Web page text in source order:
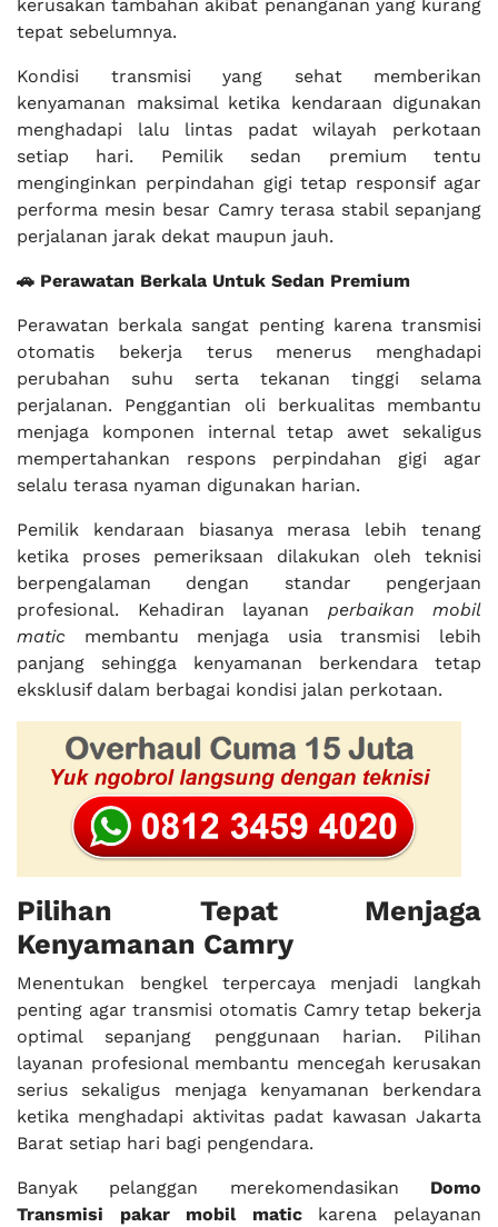
kerusakan tambahan akibat penanganan yang kurang
tepat sebelumnya.
Kondisi transmisi yang sehat memberikan
kenyamanan maksimal ketika kendaraan digunakan
menghadapi lalu lintas padat wilayah perkotaan
setiap hari. Pemilik sedan premium tentu
menginginkan perpindahan gigi tetap responsif agar
performa mesin besar Camry terasa stabil sepanjang
perjalanan jarak dekat maupun jauh.
🚗 Perawatan Berkala Untuk Sedan Premium
Perawatan berkala sangat penting karena transmisi
otomatis bekerja terus menerus menghadapi
perubahan suhu serta tekanan tinggi selama
perjalanan. Penggantian oli berkualitas membantu
menjaga komponen internal tetap awet sekaligus
mempertahankan respons perpindahan gigi agar
selalu terasa nyaman digunakan harian.
Pemilik kendaraan biasanya merasa lebih tenang
ketika proses pemeriksaan dilakukan oleh teknisi
berpengalaman dengan standar pengerjaan
profesional. Kehadiran layanan perbaikan mobil
matic membantu menjaga usia transmisi lebih
panjang sehingga kenyamanan berkendara tetap
eksklusif dalam berbagai kondisi jalan perkotaan.
Pilihan Tepat Menjaga
Kenyamanan Camry
Menentukan bengkel terpercaya menjadi langkah
penting agar transmisi otomatis Camry tetap bekerja
optimal sepanjang penggunaan harian. Pilihan
layanan profesional membantu mencegah kerusakan
serius sekaligus menjaga kenyamanan berkendara
ketika menghadapi aktivitas padat kawasan Jakarta
Barat setiap hari bagi pengendara.
Banyak pelanggan merekomendasikan Domo
Transmisi pakar mobil matickarena pelayanan